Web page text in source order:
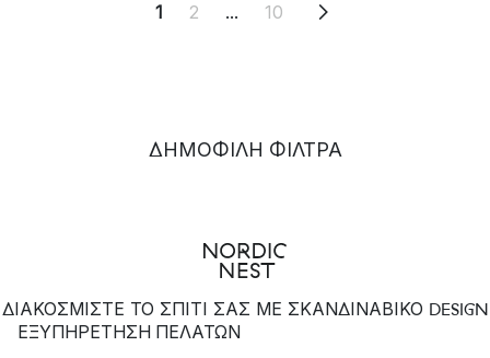
1 2 ... 10
ΔΗΜΟΦΙΛΉ ΦΊΛΤΡΑ
ΔΙΑΚΟΣΜΙΣΤΕ ΤΟ ΣΠΙΤΙ ΣΑΣ ΜΕ ΣΚΑΝΔΙΝΑΒΙΚΟ DESIGN
ΕΞΥΠΗΡΈΤΗΣΗ ΠΕΛΑΤΏΝ